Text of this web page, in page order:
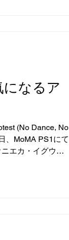
なるア
(No Dance, No
、MoMA PS1にて
エカ・イグウェ